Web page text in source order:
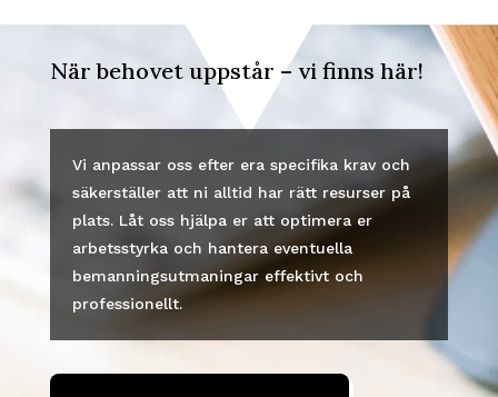
När behovet uppstår – vi finns här!
Vi anpassar oss efter era specifika krav och
säkerställer att ni alltid har rätt resurser på
plats. Låt oss hjälpa er att optimera er
arbetsstyrka och hantera eventuella
bemanningsutmaningar effektivt och
professionellt.